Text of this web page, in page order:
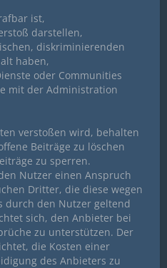
ist,
darstellen,
diskriminierenden
haben,
oder Communities
mit der Administration
verstoßen wird, behalten
Beiträge zu löschen
zu sperren.
Nutzer einen Anspruch
Dritter, die diese wegen
durch den Nutzer geltend
sich, den Anbieter bei
zu unterstützen. Der
die Kosten einer
des Anbieters zu